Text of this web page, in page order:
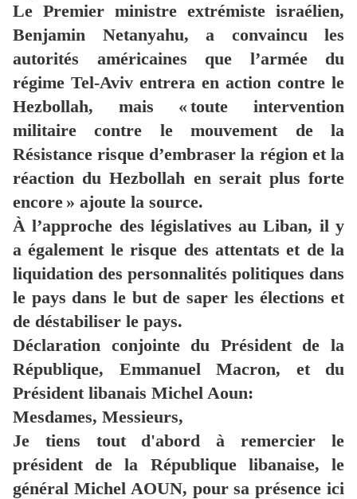
Le Premier ministre extrémiste israélien,
Benjamin Netanyahu, a convaincu les
autorités américaines que l’armée du
régime Tel-Aviv entrera en action contre le
Hezbollah, mais « toute intervention
militaire contre le mouvement de la
Résistance risque d’embraser la région et la
réaction du Hezbollah en serait plus forte
encore » ajoute la source.
À l’approche des législatives au Liban, il y
a également le risque des attentats et de la
liquidation des personnalités politiques dans
le pays dans le but de saper les élections et
de déstabiliser le pays.
Déclaration conjointe du Président de la
République, Emmanuel Macron, et du
Président libanais Michel Aoun:
Mesdames, Messieurs,
Je tiens tout d'abord à remercier le
président de la République libanaise, le
général Michel AOUN, pour sa présence ici